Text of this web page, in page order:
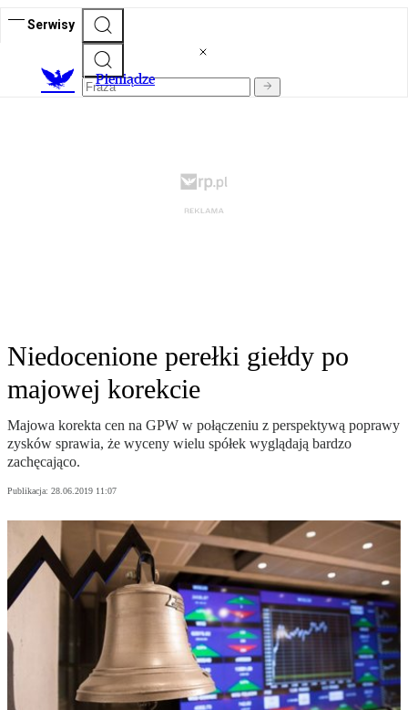
Serwisy
Pieniądze
Niedocenione perełki giełdy po
majowej korekcie
Majowa korekta cen na GPW w połączeniu z perspektywą poprawy
zysków sprawia, że wyceny wielu spółek wyglądają bardzo
zachęcająco.
Publikacja: 28.06.2019 11:07